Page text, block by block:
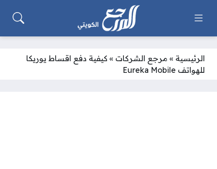
الرئيسية » مرجع الشركات » كيفية دفع اقساط يوريكا
للهواتف Eureka Mobile